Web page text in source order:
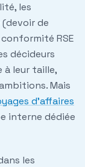
les
(devoir de
RSE
décideurs
leur taille,
Mais
d'affaires
interne dédiée
les